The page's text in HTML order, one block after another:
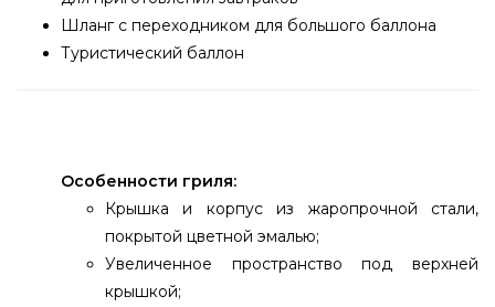
Шланг с переходником для большого баллона
Туристический баллон
Особенности гриля:
Крышка и корпус из жаропрочной стали,
покрытой цветной эмалью;
Увеличенное пространство под верхней
крышкой;